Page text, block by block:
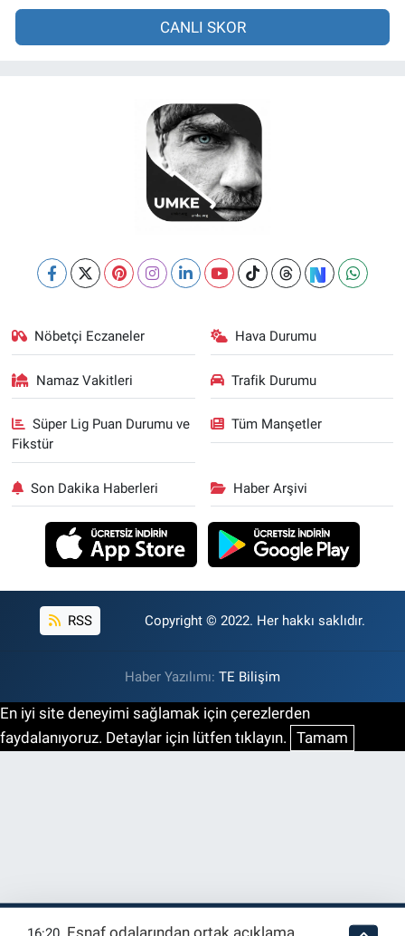
CANLI SKOR
Nöbetçi Eczaneler Hava Durumu
Namaz Vakitleri Trafik Durumu
Süper Lig Puan Durumu ve
Fikstür
Tüm Manşetler
Son Dakika Haberleri Haber Arşivi
RSS Copyright © 2022. Her hakkı saklıdır.
Haber Yazılımı: TE Bilişim
En iyi site deneyimi sağlamak için çerezlerden
faydalanıyoruz. Detaylar için lütfen tıklayın. Tamam
Esnaf odalarından ortak açıklama